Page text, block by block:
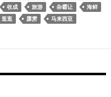
收成 旅游 杂霸让
海鲜
逛逛 霹雳 马来西亚